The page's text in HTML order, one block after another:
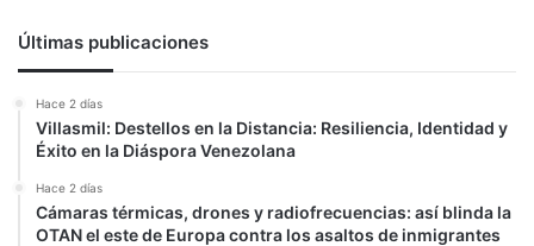
Últimas publicaciones
Hace 2 días
Villasmil: Destellos en la Distancia: Resiliencia, Identidad y
Éxito en la Diáspora Venezolana
Hace 2 días
Cámaras térmicas, drones y radiofrecuencias: así blinda la
OTAN el este de Europa contra los asaltos de inmigrantes